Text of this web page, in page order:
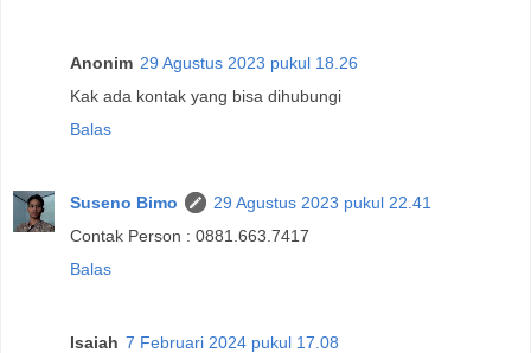
Anonim 29 Agustus 2023 pukul 18.26
Kak ada kontak yang bisa dihubungi
Balas
Suseno Bimo
29 Agustus 2023 pukul 22.41
Contak Person : 0881.663.7417
Balas
Isaiah 7 Februari 2024 pukul 17.08